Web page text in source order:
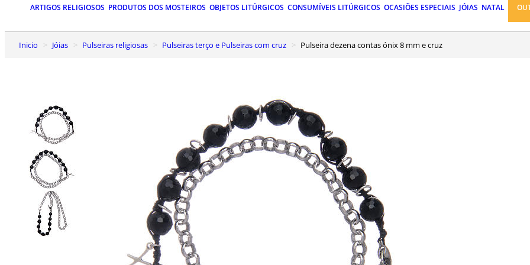
ARTIGOS RELIGIOSOS PRODUTOS DOS MOSTEIROS OBJETOS LITÚRGICOS CONSUMÍVEIS LITÚRGICOS OCASIÕES ESPECIAIS JÓIAS NATAL
Inicio Jóias Pulseiras religiosas Pulseiras terço e Pulseiras com cruz Pulseira dezena contas ónix 8 mm e cruz